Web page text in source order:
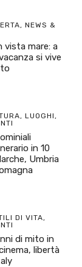
, NEWS &
vista mare: a
si vive
, LUOGHI,
in 10
Umbria
DI VITA,
di mito in
libertà